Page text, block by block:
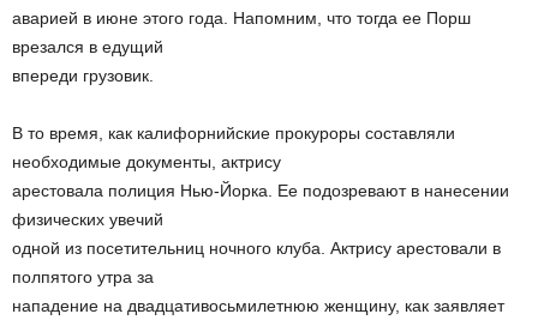
аварией в июне этого года. Напомним, что тогда ее Порш
врезался в едущий
впереди грузовик.
В то время, как калифорнийские прокуроры составляли
необходимые документы, актрису
арестовала полиция Нью-Йорка. Ее подозревают в нанесении
физических увечий
одной из посетительниц ночного клуба. Актрису арестовали в
полпятого утра за
нападение на двадцативосьмилетнюю женщину, как заявляет